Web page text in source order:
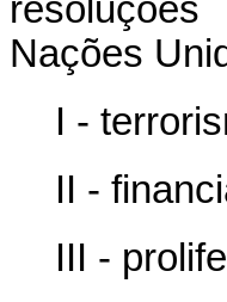
Nações
I -
II -
III -